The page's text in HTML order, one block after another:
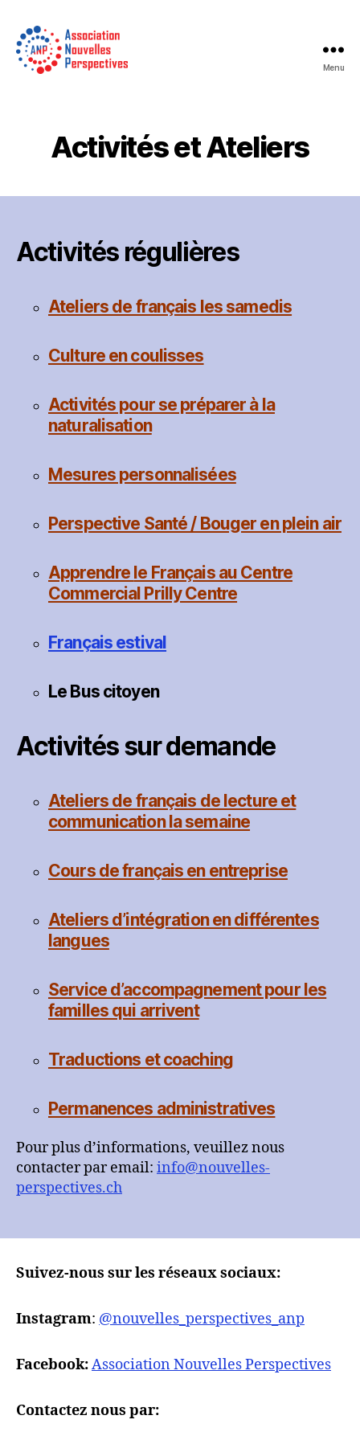
Menu
Activités et Ateliers
Activités régulières
Ateliers de français les samedis
Culture en coulisses
Activités pour se préparer à la
naturalisation
Mesures personnalisées
Perspective Santé / Bouger en plein air
Apprendre le Français au Centre
Commercial Prilly Centre
Français estival
Le Bus citoyen
Activités sur demande
Ateliers de français de lecture et
communication la semaine
Cours de français en entreprise
Ateliers d’intégration en différentes
langues
Service d’accompagnement pour les
familles qui arrivent
Traductions et coaching
Permanences administratives
Pour plus d’informations, veuillez nous
contacter par email: info@nouvelles-
perspectives.ch
Suivez-nous sur les réseaux sociaux:
Instagram: @nouvelles_perspectives_anp
Facebook:Association Nouvelles Perspectives
Contactez nous par: